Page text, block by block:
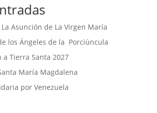
La Asunción de La Virgen María
los Ángeles de la Porciúncula
a Tierra Santa 2027
María Magdalena
por Venezuela